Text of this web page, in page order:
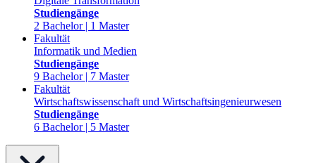
Studiengänge
2 Bachelor | 1 Master
Fakultät
Informatik und Medien
Studiengänge
9 Bachelor | 7 Master
Fakultät
Wirtschaftswissenschaft und Wirtschaftsingenieurwesen
Studiengänge
6 Bachelor | 5 Master